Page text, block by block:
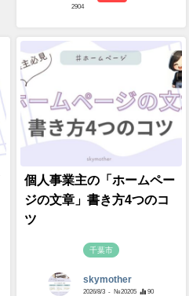
2904
個人事業主の「ホームペー
ジの文章」書き方4つのコ
ツ
千葉市
skymother
2026/8/3 - №20205 90